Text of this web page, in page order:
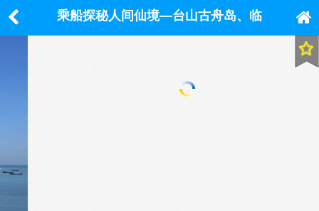
乘船探秘人间仙境—台山古舟岛、临
鹅美食二天